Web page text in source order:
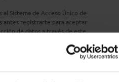
al Sistema de Acceso Único de
antes registrarte para aceptar
de datos a través de este
ACA Plus